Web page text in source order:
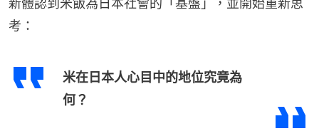
新體認到米飯為日本社會的「基盤」，並開始重新思
考：
米在日本人心目中的地位究竟為
何？